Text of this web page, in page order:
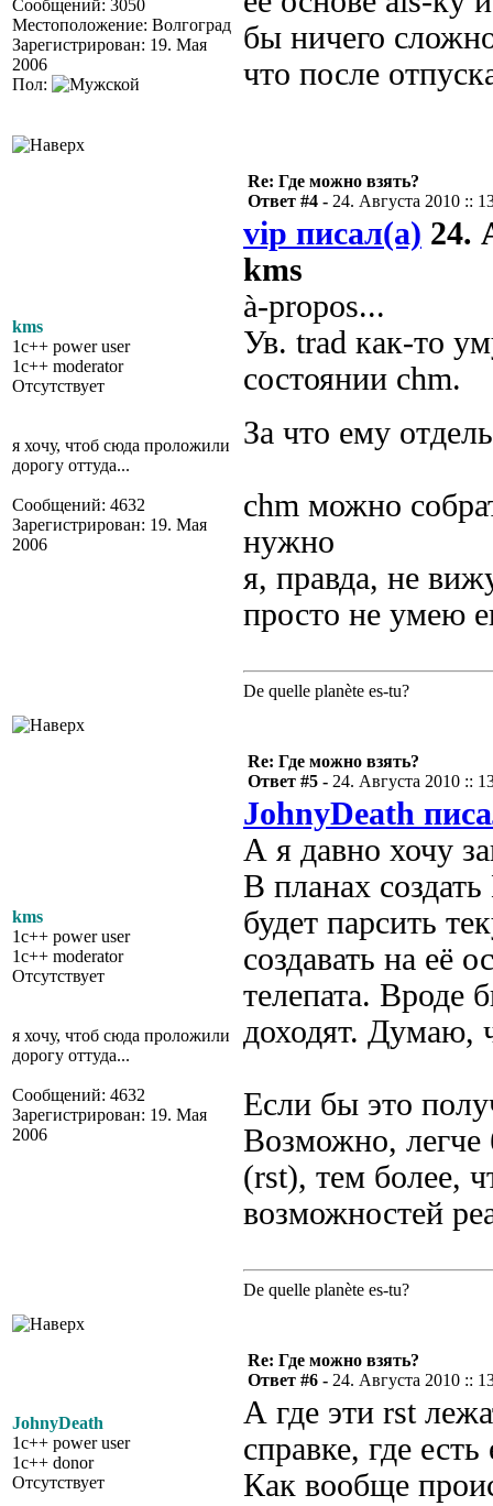
Сообщений: 3050
Местоположение: Волгоград
Зарегистрирован: 19. Мая
2006
Пол:
бы ничего
что после
kms
1c++ power user
1c++ moderator
Отсутствует
я хочу, чтоб сюда проложили
дорогу оттуда...
Сообщений: 4632
Зарегистрирован: 19. Мая
2006
Re: Где можно взять?
Ответ #4 - 24. Августа 2010 ::
vip писал(а) 24.
kms
à-propos...
Ув. trad как-то
состоянии chm.
За что ему
chm можно
нужно
я, правда, не
просто не умею
De quelle planète es-tu?
kms
1c++ power user
1c++ moderator
Отсутствует
я хочу, чтоб сюда проложили
дорогу оттуда...
Сообщений: 4632
Зарегистрирован: 19. Мая
2006
Re: Где можно взять?
Ответ #5 - 24. Августа 2010 ::
JohnyDeath
А я давно хочу
В планах
будет парсить
создавать на её
телепата. Вроде
доходят. Думаю,
Если бы это
Возможно, легче
(rst), тем более,
возможностей
De quelle planète es-tu?
JohnyDeath
1c++ power user
1c++ donor
Отсутствует
Re: Где можно взять?
Ответ #6 - 24. Августа 2010 ::
А где эти rst
справке, где
Как вообще